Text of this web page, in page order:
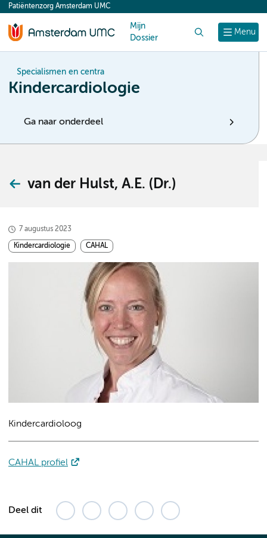
content
Menu
Patiëntenzorg Amsterdam UMC
Mijn
Dossier
Specialismen en centra
Kindercardiologie
Ga naar onderdeel
van der Hulst, A.E. (Dr.)
7 augustus 2023
Kindercardiologie CAHAL
Kindercardioloog
CAHAL profiel
Deel dit